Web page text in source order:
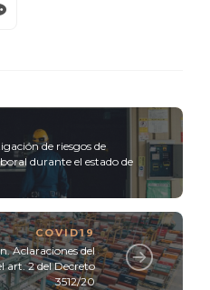
de riesgos de
durante el estado de
COVID19
Aclaraciones del
art. 2 del Decreto
3512/20